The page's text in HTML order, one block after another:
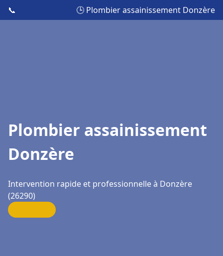
📞 🕒 Plombier assainissement Donzère
Plombier assainissement
Donzère
Intervention rapide et professionnelle à Donzère
(26290)